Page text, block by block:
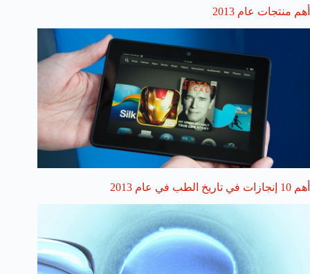
أهم منتجات عام 2013
أهم 10 إنجازات في تاريخ الطب في عام 2013